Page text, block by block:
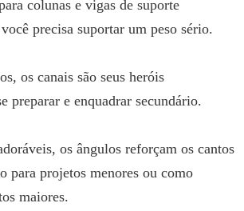
colunas e vigas de suporte
precisa suportar um peso sério.
os canais são seus heróis
preparar e enquadrar secundário.
os ângulos reforçam os cantos
para projetos menores ou como
maiores.